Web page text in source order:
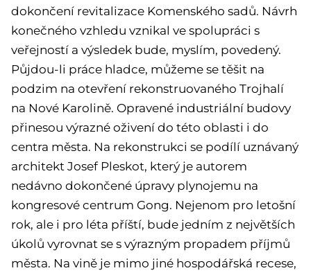
dokončení revitalizace Komenského sadů. Návrh
konečného vzhledu vznikal ve spolupráci s
veřejností a výsledek bude, myslím, povedený.
Půjdou-li práce hladce, můžeme se těšit na
podzim na otevření rekonstruovaného Trojhalí
na Nové Karolině. Opravené industriální budovy
přinesou výrazné oživení do této oblasti i do
centra města. Na rekonstrukci se podílí uznávaný
architekt Josef Pleskot, který je autorem
nedávno dokončené úpravy plynojemu na
kongresové centrum Gong. Nejenom pro letošní
rok, ale i pro léta příští, bude jedním z největších
úkolů vyrovnat se s výrazným propadem příjmů
města. Na vině je mimo jiné hospodářská recese,